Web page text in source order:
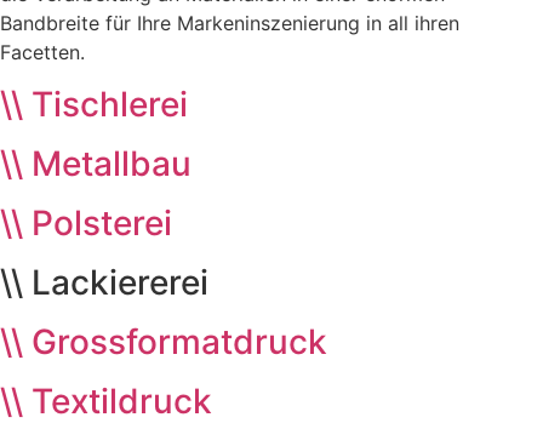
Bandbreite für Ihre Markeninszenierung in all ihren
Facetten.
\\ Tischlerei
\\ Metallbau
\\ Polsterei​
\\ Lackiererei
\\ Grossformatdruck
\\ Textildruck ​